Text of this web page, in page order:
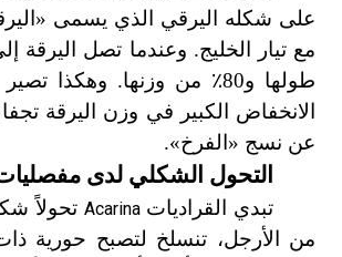
على شكله اليرقي الذي يسمى
مع تيار الخليج. وعندما تصل اليرقة
طولها و80
٪ من وزنها. وهكذا
الانخفاض الكبير في وزن اليرقة
عن نسج «الفرخ»
.
التحول الشكلي لدى
تبدي القرادياتAcarina تحولاً
من الأرجل، تنسلخ لتصبح حورية